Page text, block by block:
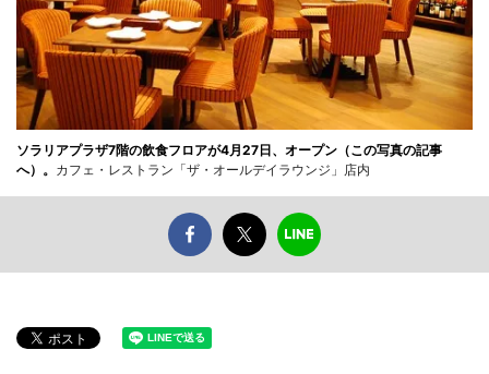
ソラリアプラザ7階の飲食フロアが4月27日、オープン（この写真の記事
へ）。 カフェ・レストラン「ザ・オールデイラウンジ」店内